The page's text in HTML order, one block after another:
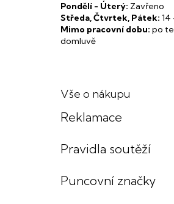
Pondělí - Úterý: Zavřeno
Středa, Čtvrtek, Pátek: 14
Mimo pracovní dobu: po
domluvě
Vše o nákupu
Reklamace
Pravidla soutěží
Puncovní značky